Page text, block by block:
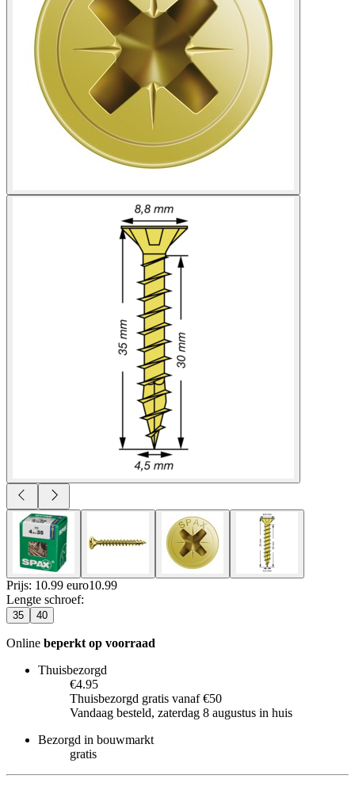
Prijs: 10.99 euro10.99
Lengte schroef:
35 40
Online beperkt op voorraad
Thuisbezorgd
€4.95
Thuisbezorgd gratis vanaf €50
Vandaag besteld, zaterdag 8 augustus in huis
Bezorgd in bouwmarkt
gratis